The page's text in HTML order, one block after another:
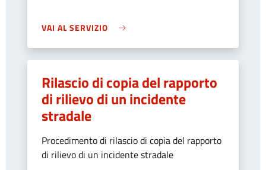
VAI AL SERVIZIO
Rilascio di copia del rapporto
di rilievo di un incidente
stradale
Procedimento di rilascio di copia del rapporto
di rilievo di un incidente stradale